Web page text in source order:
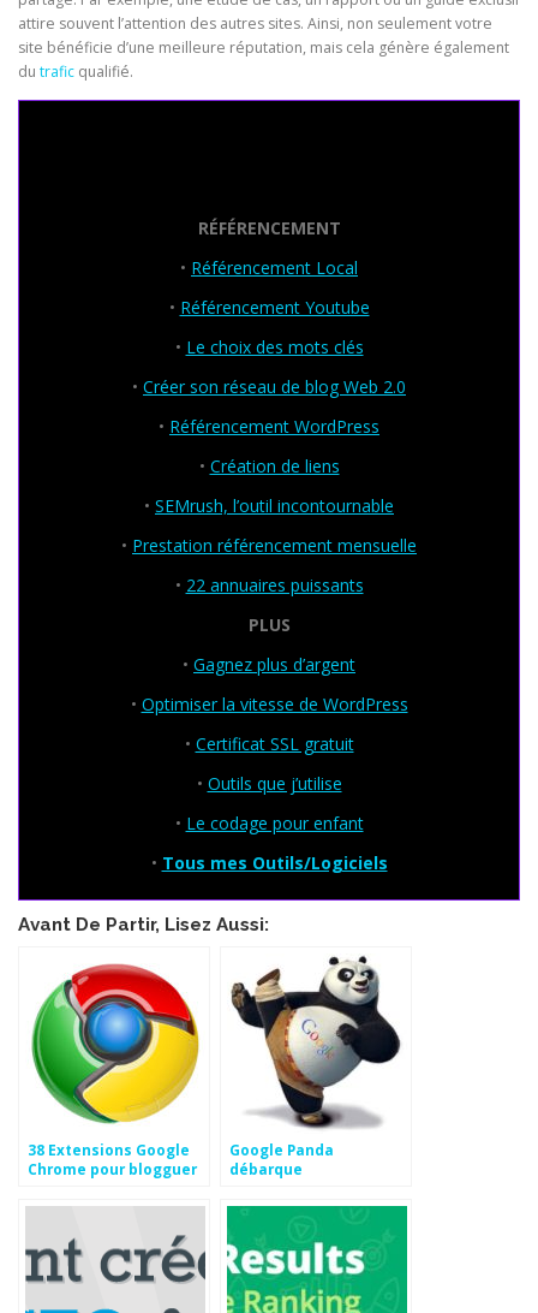
attire souvent l’attention des autres sites. Ainsi, non seulement votre
site bénéficie d’une meilleure réputation, mais cela génère également
du trafic qualifié.
RÉFÉRENCEMENT
• Référencement Local
• Référencement Youtube
• Le choix des mots clés
• Créer son réseau de blog Web 2.0
• Référencement WordPress
• Création de liens
• SEMrush, l’outil incontournable
• Prestation référencement mensuelle
• 22 annuaires puissants
PLUS
• Gagnez plus d’argent
• Optimiser la vitesse de WordPress
• Certificat SSL gratuit
• Outils que j’utilise
• Le codage pour enfant
• Tous mes Outils/Logiciels
Avant De Partir, Lisez Aussi:
38 Extensions Google
Chrome pour blogguer
Google Panda
débarque